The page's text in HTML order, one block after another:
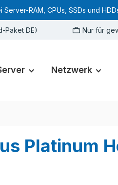
Server-RAM, CPUs, SSDs und
Paket DE) Nur für
Netzwerk
Platinum